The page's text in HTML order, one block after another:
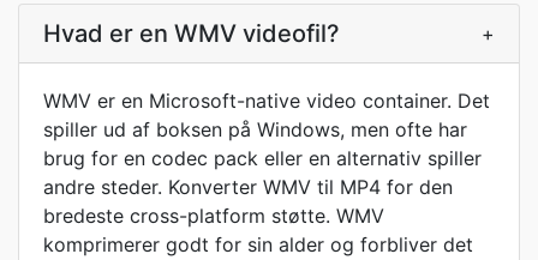
Hvad er en WMV videofil? +
WMV er en Microsoft-native video container. Det
spiller ud af boksen på Windows, men ofte har
brug for en codec pack eller en alternativ spiller
andre steder. Konverter WMV til MP4 for den
bredeste cross-platform støtte. WMV
komprimerer godt for sin alder og forbliver det